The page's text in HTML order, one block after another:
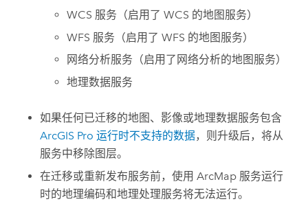
WCS 服务（启用了 WCS 的地图服务）
WFS 服务（启用了 WFS 的地图服务）
网络分析服务（启用了网络分析的地图服务）
地理数据服务
如果任何已迁移的地图、影像或地理数据服务包含
ArcGIS Pro 运行时不支持的数据，则升级后，将从
服务中移除图层。
在迁移或重新发布服务前，使用ArcMap 服务运行
时的地理编码和地理处理服务将无法运行。